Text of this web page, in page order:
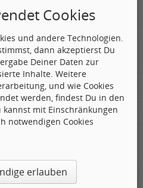
Gepostet:01.09.2019 - 15:21 Uhr ·
Ceeys - das sind die
Brüder Sebastian und
Daniel Selke. Geboren in
der "Deutschen
Demokratischen Republik",
wie das früher einmal
hieß. Ihr Album, so ist
einem Pressetext zu
von der malerischen
Brüder von geistiger
Cookies
und andere Technologien.
dann akzeptierst Du
Deiner Daten zur
Inhalte. Weitere
und wie Cookies
werden, findest Du in den
kannst mit Einschränkungen
notwendigen Cookies
erlauben